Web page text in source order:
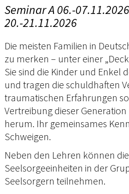
Seminar A 06.-
20.-21.11.2026
Die meisten Familien in
zu merken – unter einer
Sie sind die Kinder und Enkel
und tragen die schuldhaften
traumatischen Erfahrungen
Vertreibung dieser
herum. Ihr gemeinsames
Schweigen.
Neben den Lehren können
Seelsorgeeinheiten in der
Seelsorgern teilnehmen.